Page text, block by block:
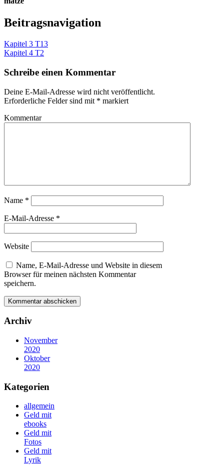
Beitragsnavigation
Kapitel 3 T13
Kapitel 4 T2
Schreibe einen Kommentar
Deine E-Mail-Adresse wird nicht veröffentlicht.
Erforderliche Felder sind mit * markiert
Kommentar
Name *
E-Mail-Adresse *
Website
Name, E-Mail-Adresse und Website in diesem
Browser für meinen nächsten Kommentar
speichern.
Archiv
November
2020
Oktober
2020
Kategorien
allgemein
Geld mit
ebooks
Geld mit
Fotos
Geld mit
Lyrik